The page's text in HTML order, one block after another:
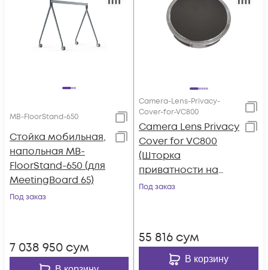
MB-FloorStand-650
Стойка мобильная,
напольная MB-
FloorStand-650 (для
MeetingBoard 65)
Под заказ
7 038 950 сум
Camera-Lens-Privacy-
Cover-for-VC800
Camera Lens Privacy
Cover for VC800
(Шторка
приватности на
объектив для
Под заказ
55 816 сум
В корзину